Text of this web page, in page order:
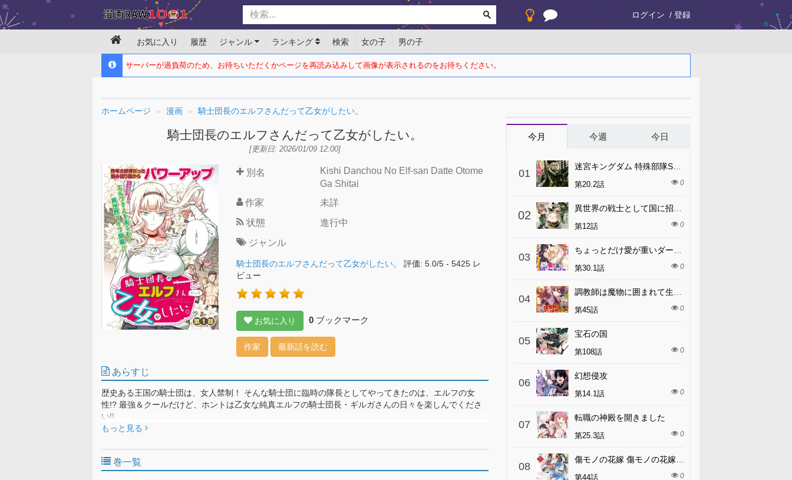
ログイン 登録
お気に入り 履歴 ジャンル ランキング 検索 女の子 男の子
サーバーが過負荷のため、お待ちいただくかページを再読み込みして画像が表示されるのをお待ちください。
ホームページ 漫画 騎士団長のエルフさんだって乙女がしたい。
騎士団長のエルフさんだって乙女がしたい。
[更新日: 2026/01/09 12:00]
別名
Kishi Danchou No Elf-san Datte Otome
Ga Shitai
作家
未詳
状態
進行中
ジャンル
騎士団長のエルフさんだって乙女がしたい。 評価: 5.0/5- 5425レ
ビュー
お気に入り 0ブックマーク
作家 最新話を読む
あらすじ
歴史ある王国の騎士団は、女人禁制！ そんな騎士団に臨時の隊長としてやってきたのは、エルフの女
性!? 最強＆クールだけど、ホントは乙女な純真エルフの騎士団長・ギルガさんの日々を楽しんでくださ
い!!
もっと見る
巻一覧
今月 今週 今日
01
迷宮キングダム 特殊部隊SASのおっさんの異世界ダンジョンサバイバルマニュアル!
第20.2話 0
02
第12話 0
03
第30.1話 0
04
第45話 0
05
宝石の国
第108話 0
06
幻想侵攻
第14.1話 0
07
転職の神殿を開きました
第25.3話 0
08
第44話 0